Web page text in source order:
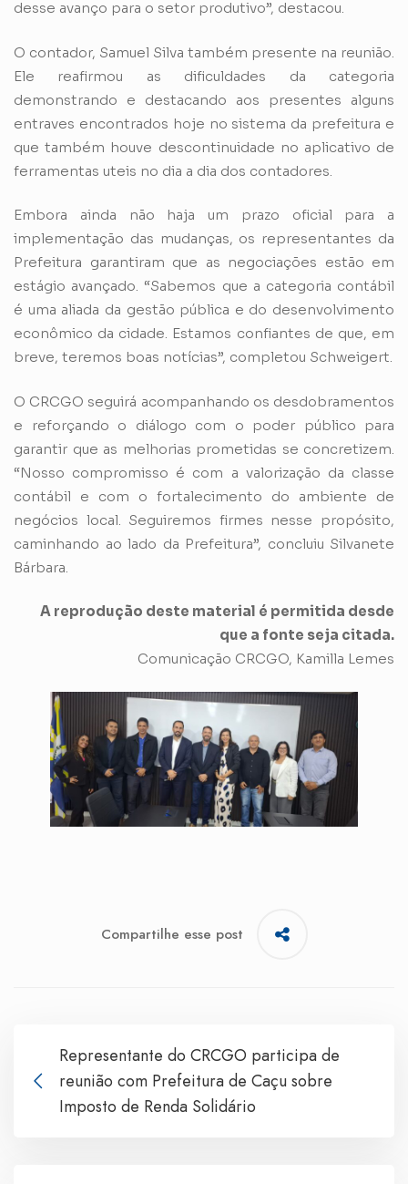
desse avanço para o setor produtivo”, destacou.
O contador, Samuel Silva também presente na reunião.
Ele reafirmou as dificuldades da categoria
demonstrando e destacando aos presentes alguns
entraves encontrados hoje no sistema da prefeitura e
que também houve descontinuidade no aplicativo de
ferramentas uteis no dia a dia dos contadores.
Embora ainda não haja um prazo oficial para a
implementação das mudanças, os representantes da
Prefeitura garantiram que as negociações estão em
estágio avançado. “Sabemos que a categoria contábil
é uma aliada da gestão pública e do desenvolvimento
econômico da cidade. Estamos confiantes de que, em
breve, teremos boas notícias”, completou Schweigert.
O CRCGO seguirá acompanhando os desdobramentos
e reforçando o diálogo com o poder público para
garantir que as melhorias prometidas se concretizem.
“Nosso compromisso é com a valorização da classe
contábil e com o fortalecimento do ambiente de
negócios local. Seguiremos firmes nesse propósito,
caminhando ao lado da Prefeitura”, concluiu Silvanete
Bárbara.
A reprodução deste material é permitida desde
que a fonte seja citada.
Comunicação CRCGO, Kamilla Lemes
Compartilhe esse post
Representante do CRCGO participa de
reunião com Prefeitura de Caçu sobre
Imposto de Renda Solidário